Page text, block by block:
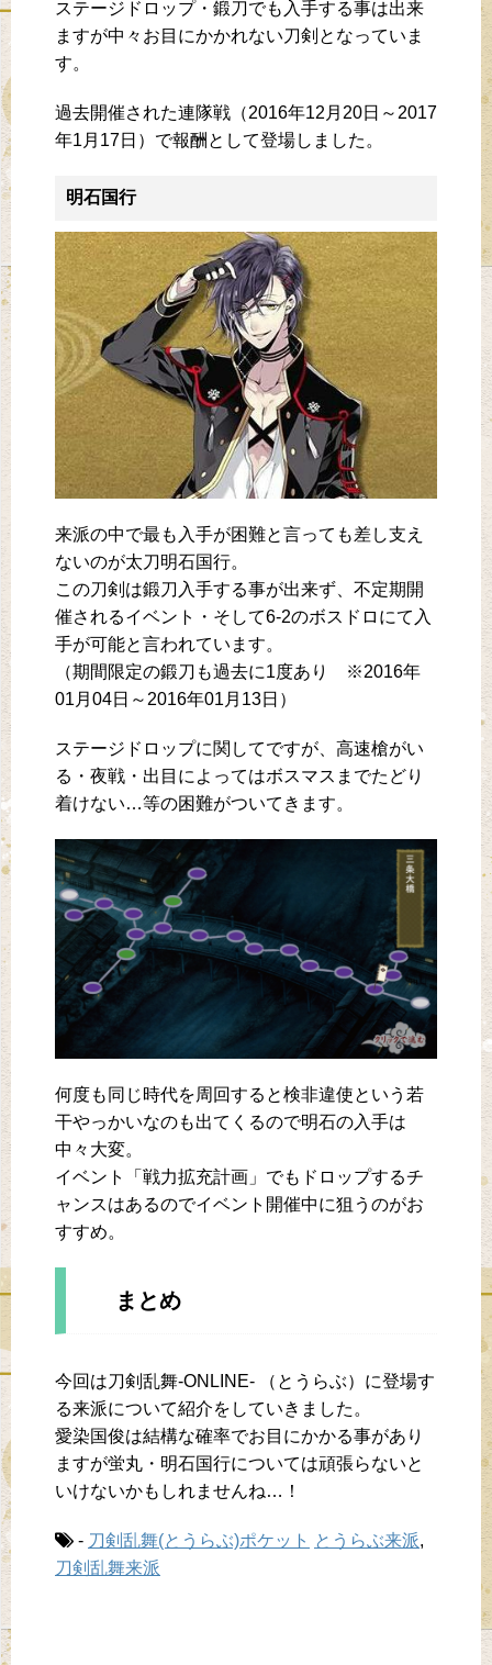
ステージドロップ・鍛刀でも入手する事は出来
ますが中々お目にかかれない刀剣となっていま
す。
過去開催された連隊戦（2016年12月20日～2017
年1月17日）で報酬として登場しました。
明石国行
来派の中で最も入手が困難と言っても差し支え
ないのが太刀明石国行。
この刀剣は鍛刀入手する事が出来ず、不定期開
催されるイベント・そして6-2のボスドロにて入
手が可能と言われています。
（期間限定の鍛刀も過去に1度あり ※2016年
01月04日～2016年01月13日）
ステージドロップに関してですが、高速槍がい
る・夜戦・出目によってはボスマスまでたどり
着けない…等の困難がついてきます。
何度も同じ時代を周回すると検非違使という若
干やっかいなのも出てくるので明石の入手は
中々大変。
イベント「戦力拡充計画」でもドロップするチ
ャンスはあるのでイベント開催中に狙うのがお
すすめ。
まとめ
今回は刀剣乱舞-ONLINE- （とうらぶ）に登場す
る来派について紹介をしていきました。
愛染国俊は結構な確率でお目にかかる事があり
ますが蛍丸・明石国行については頑張らないと
いけないかもしれませんね…！
- 刀剣乱舞(とうらぶ)ポケット とうらぶ来派,
刀剣乱舞来派